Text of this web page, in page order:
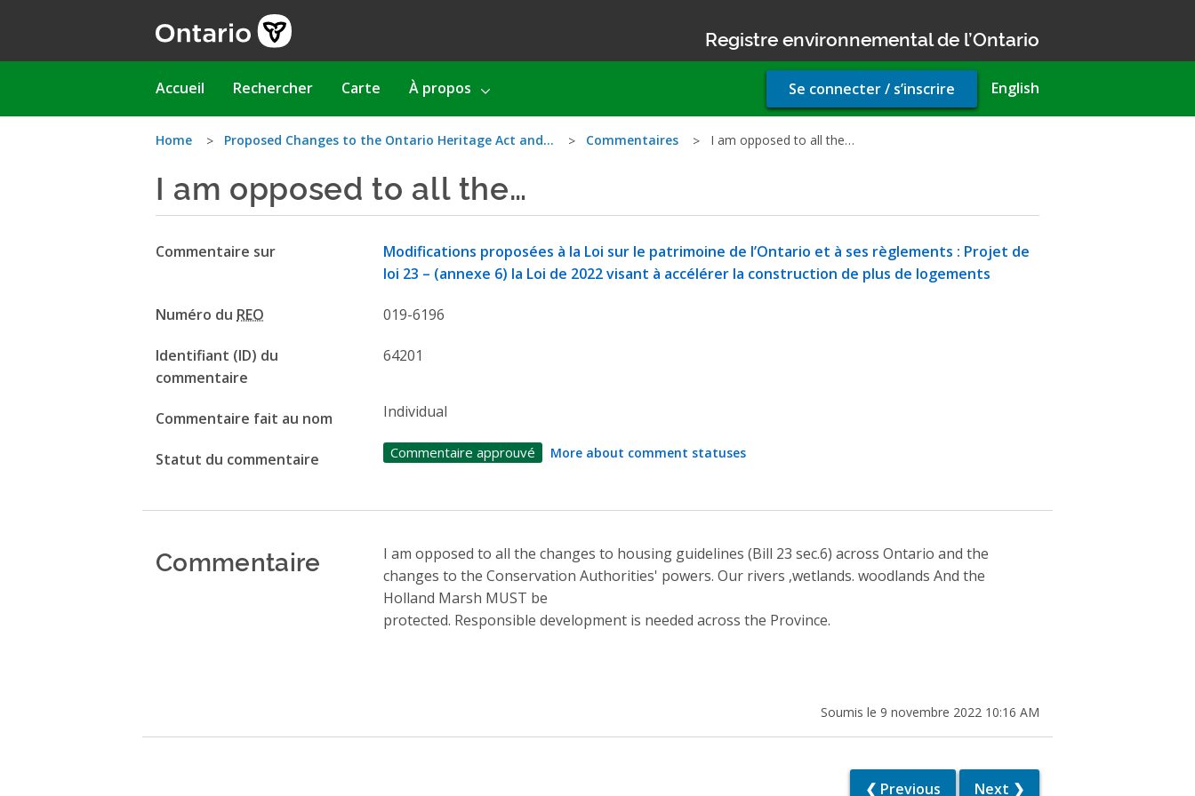
Registre environnemental de l’Ontario
Main
Accueil Rechercher Carte À propos English
User
account
Se connecter / s’inscrire
Vous
êtes
ici
Home Proposed Changes to the Ontario Heritage Act and… Commentaires I am opposed to all the…
I am opposed to all the…
Commentaire sur
Modifications proposées à la Loi sur le patrimoine de l’Ontario et à ses règlements : Projet de
loi 23 – (annexe 6) la Loi de 2022 visant à accélérer la construction de plus de logements
Numéro du REO 019-6196
Identifiant (ID) du
commentaire
64201
Commentaire fait au nom Individual
Statut du commentaire Commentaire approuvé More about comment statuses
Commentaire
I am opposed to all the changes to housing guidelines (Bill 23 sec.6) across Ontario and the
changes to the Conservation Authorities' powers. Our rivers ,wetlands. woodlands And the
Holland Marsh MUST be
protected. Responsible development is needed across the Province.
Soumis le 9 novembre 2022 10:16 AM
❮ Previous Next ❯